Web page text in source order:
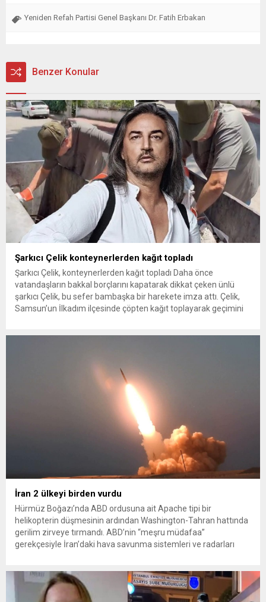
Yeniden Refah Partisi Genel Başkanı Dr. Fatih Erbakan
Benzer Konular
Şarkıcı Çelik konteynerlerden kağıt topladı
Şarkıcı Çelik, konteynerlerden kağıt topladı Daha önce
vatandaşların bakkal borçlarını kapatarak dikkat çeken ünlü
şarkıcı Çelik, bu sefer bambaşka bir harekete imza attı. Çelik,
Samsun’un İlkadım ilçesinde çöpten kağıt toplayarak geçimini
İran 2 ülkeyi birden vurdu
Hürmüz Boğazı’nda ABD ordusuna ait Apache tipi bir
helikopterin düşmesinin ardından Washington-Tahran hattında
gerilim zirveye tırmandı. ABD’nin “meşru müdafaa”
gerekçesiyle İran’daki hava savunma sistemleri ve radarları
yeni bir ABD saldırısına anında yanıt verileceğini duyurdu....